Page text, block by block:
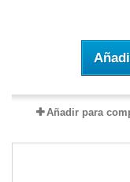
Añadir para